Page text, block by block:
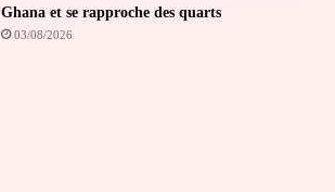
Ghana et se rapproche des quarts
03/08/2026